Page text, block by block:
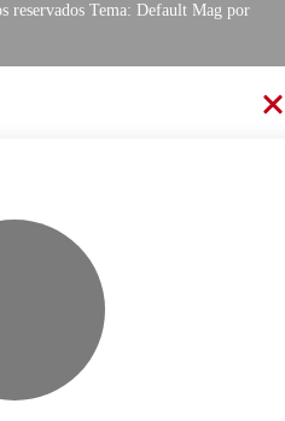
reservados Tema: Default Mag por